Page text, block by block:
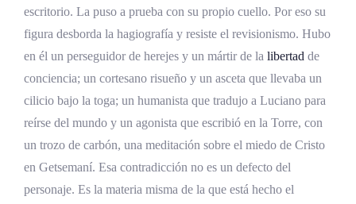
El Gran Sello, el primer laico jurista en
custodiar la conciencia del rey
Utopía, el libro que nombró todos los lugares
que no existen
La composición invertida y el doble juego del
nombre
El Libro I, una crítica demoledora de la
Europa de 1516
escritorio. La puso a prueba con su propio cuello. Por eso su
figura desborda la hagiografía y resiste el revisionismo. Hubo
en él un perseguidor de herejes y un mártir de la libertad de
conciencia; un cortesano risueño y un asceta que llevaba un
cilicio bajo la toga; un humanista que tradujo a Luciano para
reírse del mundo y un agonista que escribió en la Torre, con
un trozo de carbón, una meditación sobre el miedo de Cristo
en Getsemaní. Esa contradicción no es un defecto del
personaje. Es la materia misma de la que está hecho el